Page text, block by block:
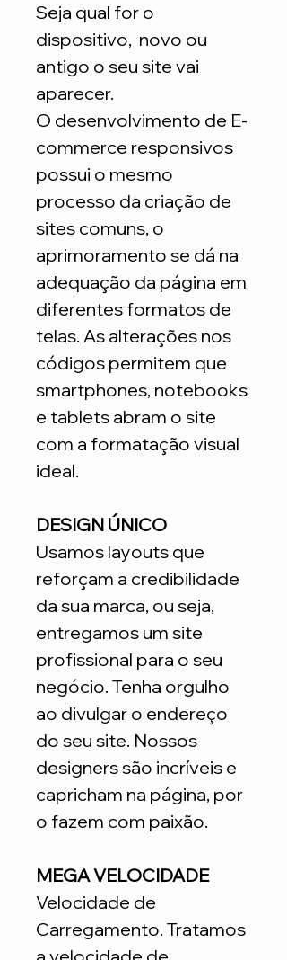
Seja qual for o
dispositivo, novo ou
antigo o seu site vai
aparecer.
O desenvolvimento de E-
commerce responsivos
possui o mesmo
processo da criação de
sites comuns, o
aprimoramento se dá na
adequação da página em
diferentes formatos de
telas. As alterações nos
códigos permitem que
smartphones, notebooks
e tablets abram o site
com a formatação visual
ideal.
DESIGN ÚNICO
Usamos layouts que
reforçam a credibilidade
da sua marca, ou seja,
entregamos um site
profissional para o seu
negócio. Tenha orgulho
ao divulgar o endereço
do seu site. Nossos
designers são incríveis e
capricham na página, por
o fazem com paixão.
MEGA VELOCIDADE
Velocidade de
Carregamento. Tratamos